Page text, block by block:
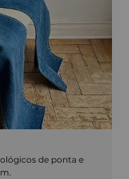
de ponta e